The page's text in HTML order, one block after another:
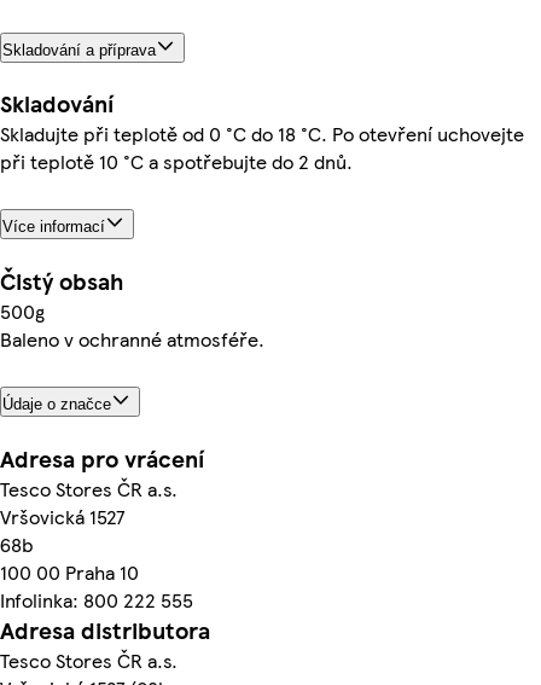
Skladování a příprava
Skladování
Skladujte při teplotě od 0 °C do 18 °C. Po otevření uchovejte
při teplotě 10 °C a spotřebujte do 2 dnů.
Více informací
Čistý obsah
500g
Baleno v ochranné atmosféře.
Údaje o značce
Adresa pro vrácení
Tesco Stores ČR a.s.
Vršovická 1527
68b
100 00 Praha 10
Infolinka: 800 222 555
Adresa distributora
Tesco Stores ČR a.s.